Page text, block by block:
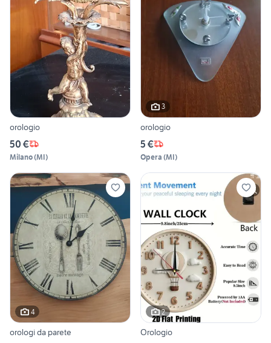
orologio
50 €
Milano(MI)
3
orologio
5 €
Opera (MI)
4
orologi da parete
2
Orologio